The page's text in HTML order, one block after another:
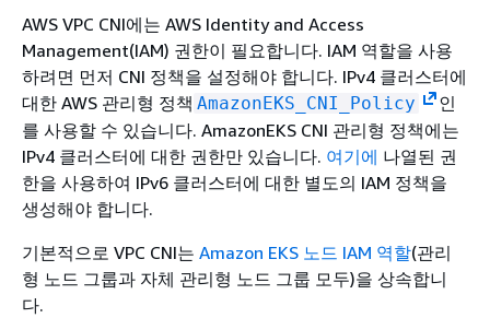
AWS VPC CNI에는 AWS Identity and Access
Management(IAM) 권한이 필요합니다. IAM 역할을 사용
하려면 먼저 CNI 정책을 설정해야 합니다. IPv4 클러스터에
대한 AWS 관리형 정책 AmazonEKS_CNI_Policy
인
를 사용할 수 있습니다. AmazonEKS CNI 관리형 정책에는
IPv4 클러스터에 대한 권한만 있습니다. 여기에 나열된 권
한을 사용하여 IPv6 클러스터에 대한 별도의 IAM 정책을
생성해야 합니다.
기본적으로 VPC CNI는 Amazon EKS 노드 IAM 역할(관리
형 노드 그룹과 자체 관리형 노드 그룹 모두)을 상속합니
다.